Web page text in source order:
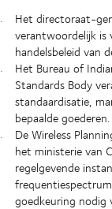
Het directoraat-
verantwoordelijk is
handelsbeleid van
Het Bureau of
Standards Body
standaardisatie,
bepaalde goederen.
De Wireless
het ministerie van
regelgevende
goedkeuring nodig